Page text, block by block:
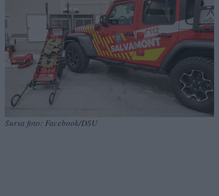
Sursa foto: Facebook/DSU